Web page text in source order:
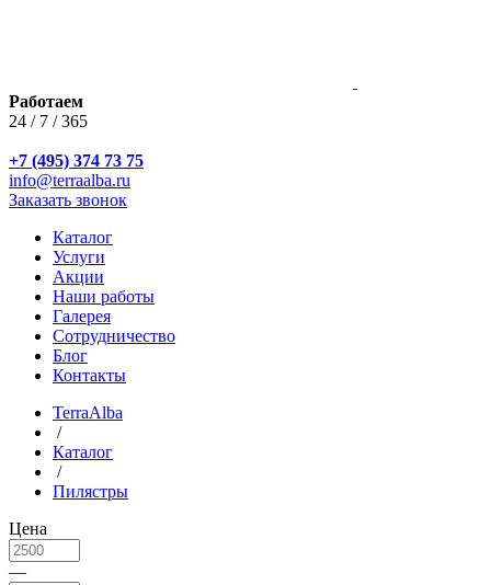
Работаем
24 / 7 / 365
+7 (495) 374 73 75
info@terraalba.ru
Заказать звонок
Каталог
Услуги
Акции
Наши работы
Галерея
Сотрудничество
Блог
Контакты
TerraAlba
/
Каталог
/
Пилястры
Цена
—